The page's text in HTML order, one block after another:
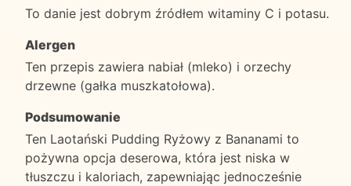
To danie jest dobrym źródłem witaminy C i potasu.
Alergen
Ten przepis zawiera nabiał (mleko) i orzechy
drzewne (gałka muszkatołowa).
Podsumowanie
Ten Laotański Pudding Ryżowy z Bananami to
pożywna opcja deserowa, która jest niska w
tłuszczu i kaloriach, zapewniając jednocześnie